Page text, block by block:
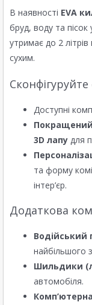
В наявності EVA
бруд, воду та пісок
утримає до 2
сухим.
Доступні
3D лапу для
та форму
інтер’єр.
Додаткова
Водійський
найбільшого
Шильдики
автомобіля.